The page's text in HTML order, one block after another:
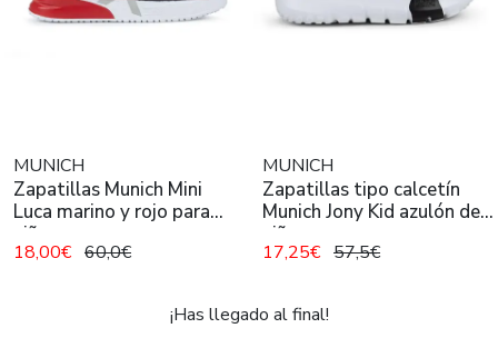
MUNICH
Zapatillas Munich Mini
Luca marino y rojo para
niño
18,00€ 60,0€
MUNICH
Zapatillas tipo calcetín
Munich Jony Kid azulón de
niño
17,25€ 57,5€
¡Has llegado al final!